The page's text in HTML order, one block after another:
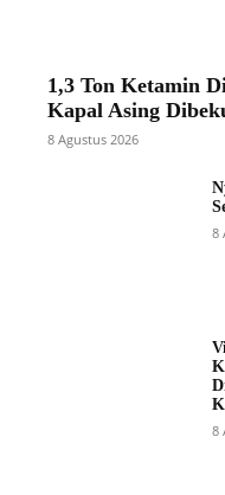
1,3 Ton Ketamin
Kapal Asing
8 Agustus 2026
8
8